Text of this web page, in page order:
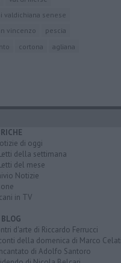
valdichiana senese
vincenzo
pescia
cortona
agliana
di oggi
della settimana
del mese
Notizie
in TV
d'arte di Riccardo Ferrucci
della domenica di Marco Celati
di Adolfo Santoro